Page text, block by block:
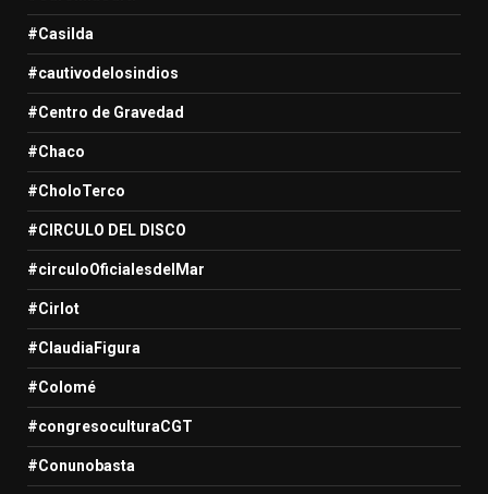
#Casilda
#cautivodelosindios
#Centro de Gravedad
#Chaco
#CholoTerco
#CIRCULO DEL DISCO
#circuloOficialesdelMar
#Cirlot
#ClaudiaFigura
#Colomé
#congresoculturaCGT
#Conunobasta